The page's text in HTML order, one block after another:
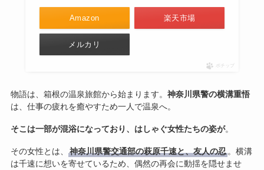
Amazon 楽天市場
メルカリ
ポチップ
物語は、箱根の温泉旅館から始まります。 神奈川県警の横溝重悟
は、仕事の疲れを癒やすため一人で温泉へ。
そこは一部が混浴になっており、はしゃぐ女性たちの姿が。
その女性とは、 神奈川県警交通部の萩原千速と、友人の忍。横溝
は千速に想いを寄せているため、偶然の再会に動揺を隠せませ